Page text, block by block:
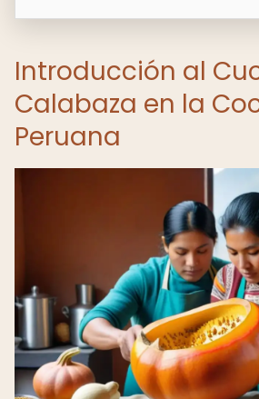
Introducción al
Calabaza en la
Peruana